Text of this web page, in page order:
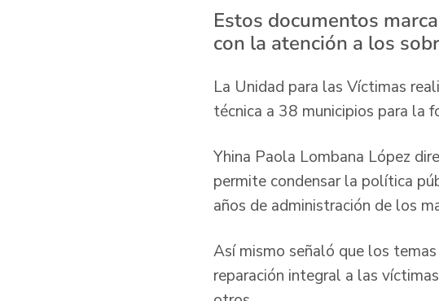
Estos documentos
con la atención a los
La Unidad para las Víctimas
técnica a 38 municipios para la
Yhina Paola Lombana López
permite condensar la política
años de administración de los
Así mismo señaló que los
reparación integral a las